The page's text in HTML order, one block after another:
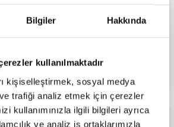
Bilgiler Hakkında
kullanılmaktadır
kişiselleştirmek, sosyal medya
trafiği analiz etmek için çerezler
kullanımınızla ilgili bilgileri ayrıca
ve analiz iş ortaklarımızla
somun bağlantılı.
Dahili çekvalfli küresel
erkek - somun bağlantılı.
çekvalfler